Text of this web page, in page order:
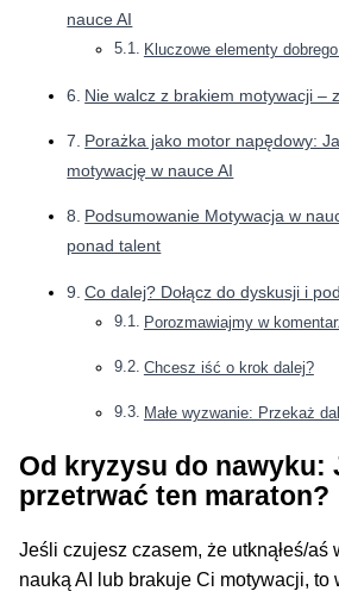
nauce AI
Kluczowe elementy
Nie walcz z brakiem motywacji –
Porażka jako motor napędowy:
motywację w nauce AI
Podsumowanie Motywacja w
ponad talent
Co dalej? Dołącz do dyskusji i
Porozmawiajmy w
Chcesz iść o krok dalej?
Małe wyzwanie: Przekaż
Od kryzysu do nawyku:
przetrwać ten maraton?
Jeśli czujesz czasem, że utknąłeś/aś
nauką AI lub brakuje Ci motywacji, to